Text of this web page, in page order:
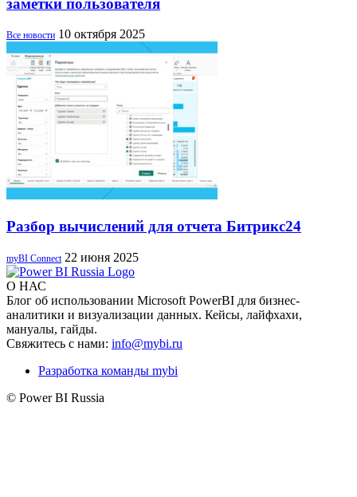
Все новости 10 октября 2025
Разбор вычислений для отчета Битрикс24
myBI Connect 22 июня 2025
О НАС
Блог об использовании Microsoft PowerBI для бизнес-
аналитики и визуализации данных. Кейсы, лайфхахи,
мануалы, гайды.
Свяжитесь с нами: info@mybi.ru
Разработка команды mybi
© Power BI Russia